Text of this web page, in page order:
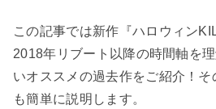
この記事では新作『ハロウィン
2018年リブート以降の時間軸を
いオススメの過去作をご紹介！
も簡単に説明します。